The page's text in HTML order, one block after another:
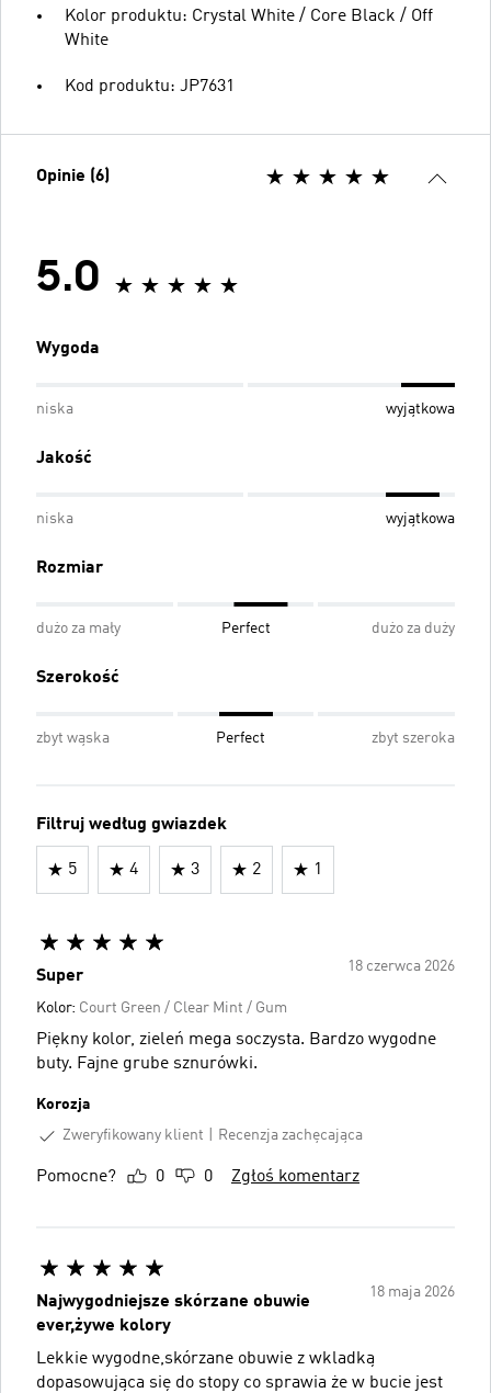
Kolor produktu: Crystal White / Core Black / Off
White
Kod produktu: JP7631
Opinie (6)
5.0
Wygoda
niska wyjątkowa
Jakość
niska wyjątkowa
Rozmiar
dużo za mały Perfect dużo za duży
Szerokość
zbyt wąska Perfect zbyt szeroka
Filtruj według gwiazdek
5 4 3 2 1
18 czerwca 2026
Super
Kolor: Court Green / Clear Mint / Gum
Piękny kolor, zieleń mega soczysta. Bardzo wygodne
buty. Fajne grube sznurówki.
Korozja
Zweryfikowany klient
Recenzja zachęcająca
Pomocne? 0 0 Zgłoś komentarz
18 maja 2026
Najwygodniejsze skórzane obuwie
ever,żywe kolory
Lekkie wygodne,skórzane obuwie z wkladką
dopasowująca się do stopy co sprawia że w bucie jest